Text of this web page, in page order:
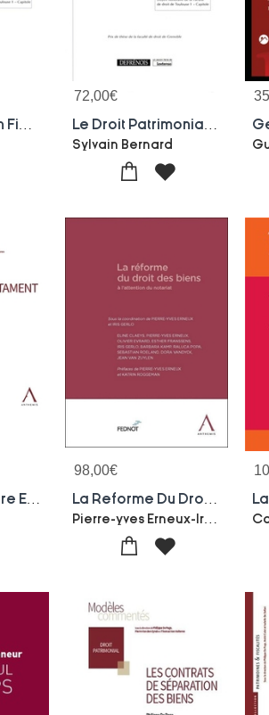
72,00€
Sylvain Bernard
Le Testament (1re Edition)
98,00€